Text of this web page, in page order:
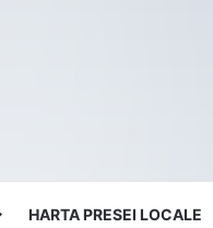
HARTA PRESEI LOCALE